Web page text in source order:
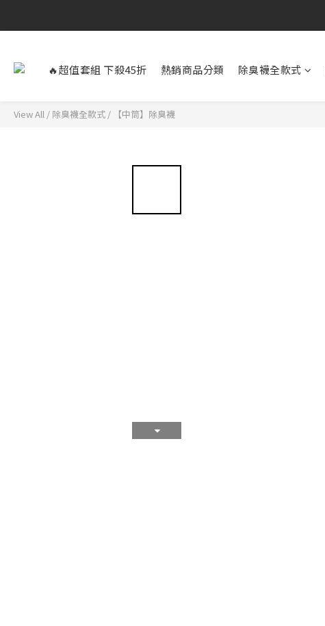
🔥超值套組 下殺45折 熱銷商品分類 除臭襪全款式
View All / 除臭襪全款式 / 【中筒】除臭襪